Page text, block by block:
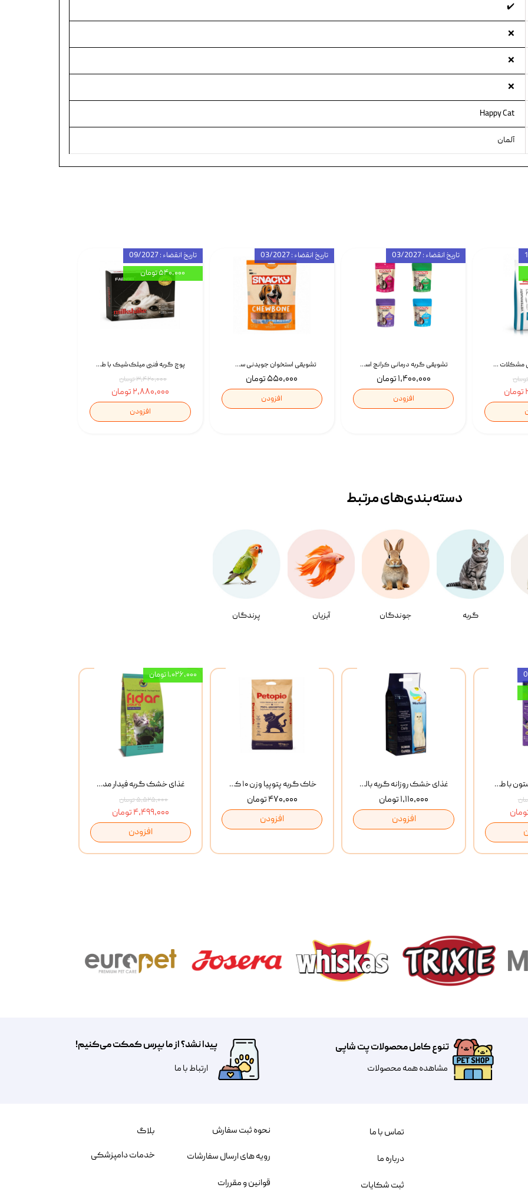
✔️
❌
❌
❌
Happy Cat
آلمان
پوچ گربه فنبی میلک‌شیک با طعم مرغ Faenbei Cat Milk Shake Pouch بسته 12 عددی
۳,۴۲۰,۰۰۰ تومان
۲,۸۸۰,۰۰۰ تومان
افزودن
تاریخ انقضاء : 09/2027
۵۴۰,۰۰۰ تومان
تشویقی استخوان جویدنی سگ اسنکی کرانچی با طعم مرغ Snacky Crunchy Munchy وزن 100 گرم
۵۵۰,۰۰۰ تومان
افزودن
تاریخ انقضاء : 03/2027
تشویقی گربه درمانی کرانچ اسنکی با طعم میکس Snacky Crunch Cat Treats وزن 60 گرم بسته 4 عددی
۱,۴۰۰,۰۰۰ تومان
افزودن
تاریخ انقضاء : 03/2027
غذای خشک درمانی مشکلات گوارشی سگ رویال کنین Royal Canin Hypoallergenic وزن 7 کیلوگرم | پت استوک
گربه جوندگان آبزیان پرندگان
دسته‌بندی‌‌های مرتبط
غذای خشک گربه فیدار مدل Adult وزن 10 کیلوگرم
۵,۵۲۵,۰۰۰ تومان
۴,۴۹۹,۰۰۰ تومان
افزودن
۱,۰۲۶,۰۰۰ تومان
خاک گربه پتوپیا وزن ۱۰ کیلوگرم
۴۷۰,۰۰۰ تومان
افزودن
غذای خشک روزانه گربه بالغ مفید MoFeed Adult Daily Cat Food وزن 2 کیلوگرم
۱,۱۱۰,۰۰۰ تومان
افزودن
بستنی گربه وینستون با طعم مرغ و ماهی Winstone Chicken & Fish بسته 8 عددی
تنوع کامل محصولات پت شاپی
مشاهده همه محصولات
پیدا نشد؟ از ما بپرس کمکت می‌کنیم!
​​​ارتباط با ما
نحوه ثبت سفارش
رویه های ارسال سفارشات
قوانین و مقررات
تماس با ما
درباره ما
ثبت شکایات
بلاگ
خدمات دامپزشکی